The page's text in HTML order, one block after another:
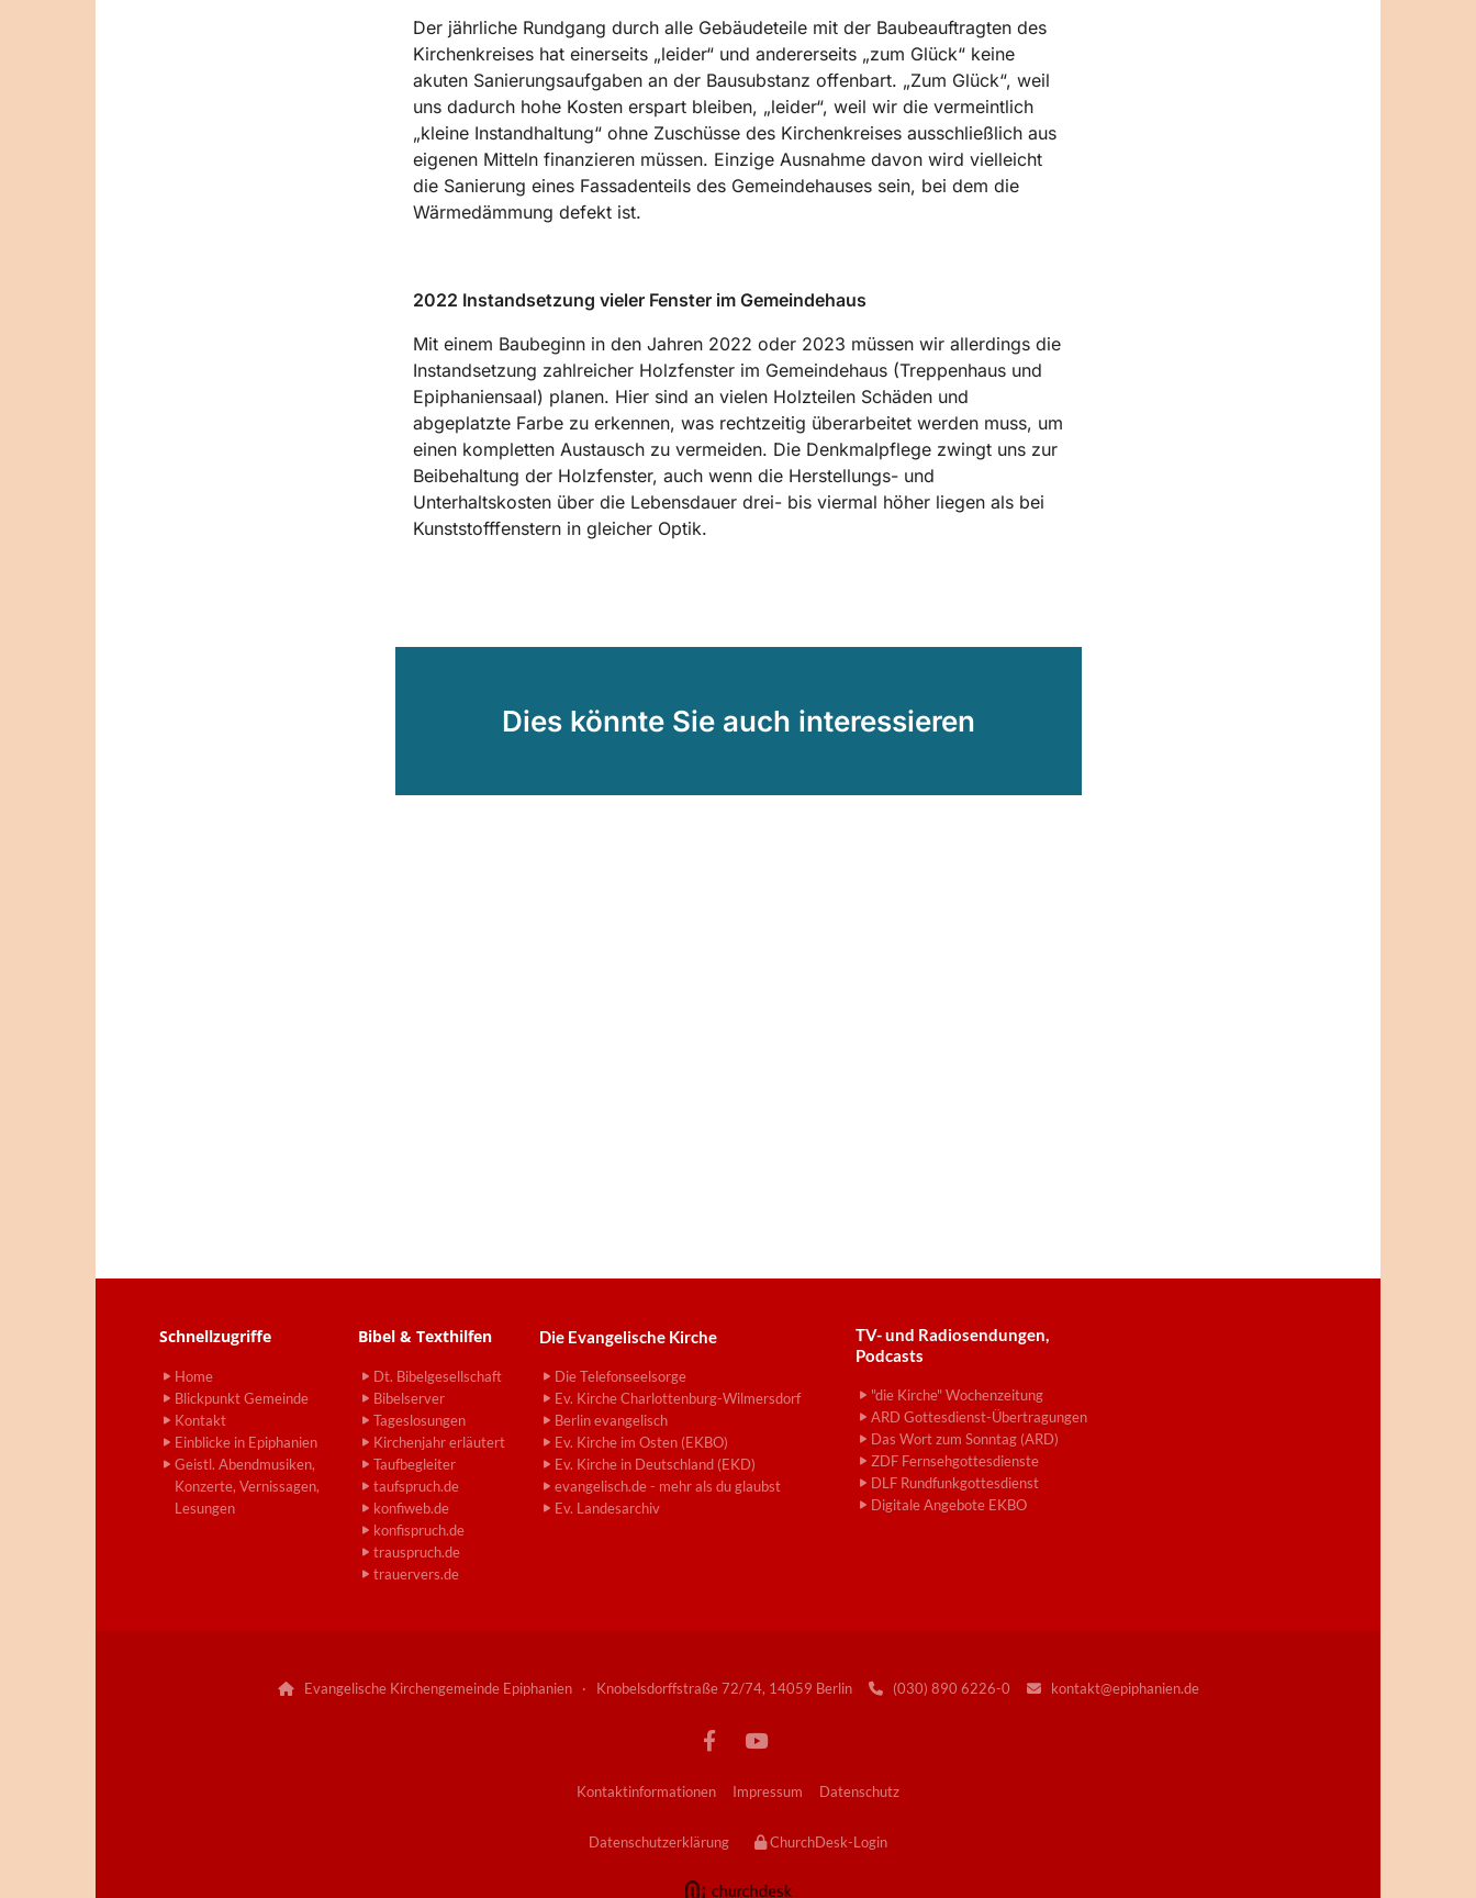
Der jährliche Rundgang durch alle Gebäudeteile mit der Baubeauftragten des
Kirchenkreises hat einerseits „leider“ und andererseits „zum Glück“ keine
akuten Sanierungsaufgaben an der Bausubstanz offenbart. „Zum Glück“, weil
uns dadurch hohe Kosten erspart bleiben, „leider“, weil wir die vermeintlich
„kleine Instandhaltung“ ohne Zuschüsse des Kirchenkreises ausschließlich aus
eigenen Mitteln finanzieren müssen. Einzige Ausnahme davon wird vielleicht
die Sanierung eines Fassadenteils des Gemeindehauses sein, bei dem die
Wärmedämmung defekt ist.
2022 Instandsetzung vieler Fenster im Gemeindehaus
Mit einem Baubeginn in den Jahren 2022 oder 2023 müssen wir allerdings die
Instandsetzung zahlreicher Holzfenster im Gemeindehaus (Treppenhaus und
Epiphaniensaal) planen. Hier sind an vielen Holzteilen Schäden und
abgeplatzte Farbe zu erkennen, was rechtzeitig überarbeitet werden muss, um
einen kompletten Austausch zu vermeiden. Die Denkmalpflege zwingt uns zur
Beibehaltung der Holzfenster, auch wenn die Herstellungs- und
Unterhaltskosten über die Lebensdauer drei- bis viermal höher liegen als bei
Kunststofffenstern in gleicher Optik.
Dies könnte Sie auch interessieren
Schnellzugriffe
Home
Blickpunkt Gemeinde
Kontakt
Einblicke in Epiphanien
Geistl. Abendmusiken,
Konzerte, Vernissagen,
Lesungen
Bibel & Texthilfen
Dt. Bibelgesellschaft
Bibelserver
Tageslosungen
Kirchenjahr erläutert
Taufbegleiter
taufspruch.de
konfiweb.de
konfispruch.de
trauspruch.de
trauervers.de
Die Evangelische Kirche
Die Telefonseelsorge
Ev. Kirche Charlottenburg-Wilmersdorf
Berlin evangelisch
Ev. Kirche im Osten (EKBO)
Ev. Kirche in Deutschland (EKD)
evangelisch.de - mehr als du glaubst
Ev. Landesarchiv
TV- und Radiosendungen,
Podcasts
"die Kirche" Wochenzeitung
ARD Gottesdienst-Übertragungen
Das Wort zum Sonntag (ARD)
ZDF Fernsehgottesdienste
DLF Rundfunkgottesdienst
Digitale Angebote EKBO
Evangelische Kirchengemeinde Epiphanien · Knobelsdorffstraße 72/74, 14059 Berlin (030) 890 6226-0 kontakt@epiphanien.de
Kontaktinformationen Impressum Datenschutz
Datenschutzerklärung ChurchDesk-Login